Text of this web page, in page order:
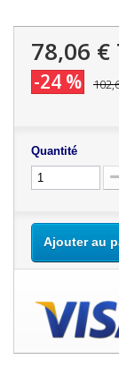
78,06 €
-24 %
Quantité
Ajouter au